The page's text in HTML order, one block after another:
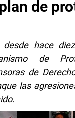
de
desde hace
de
de
las